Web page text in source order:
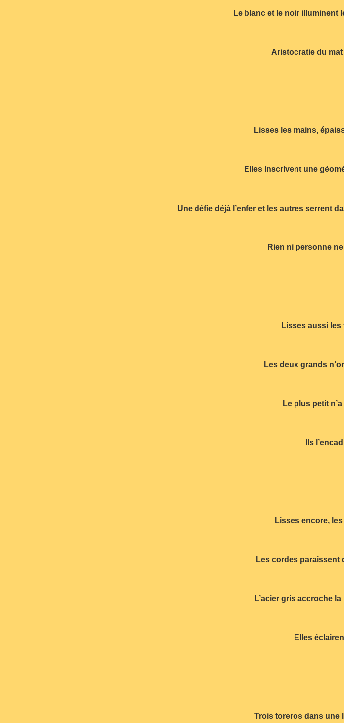
Le blanc et le noir illuminent
Aristocratie du mat
Lisses les mains,
Elles inscrivent une
Une défie déjà l’enfer et les autres serrent
Rien ni personne
Lisses aussi les
Les deux grands
Le plus petit
Ils
Lisses encore,
Les cordes paraissent
L’acier gris accroche
Elles
Trois toreros dans une